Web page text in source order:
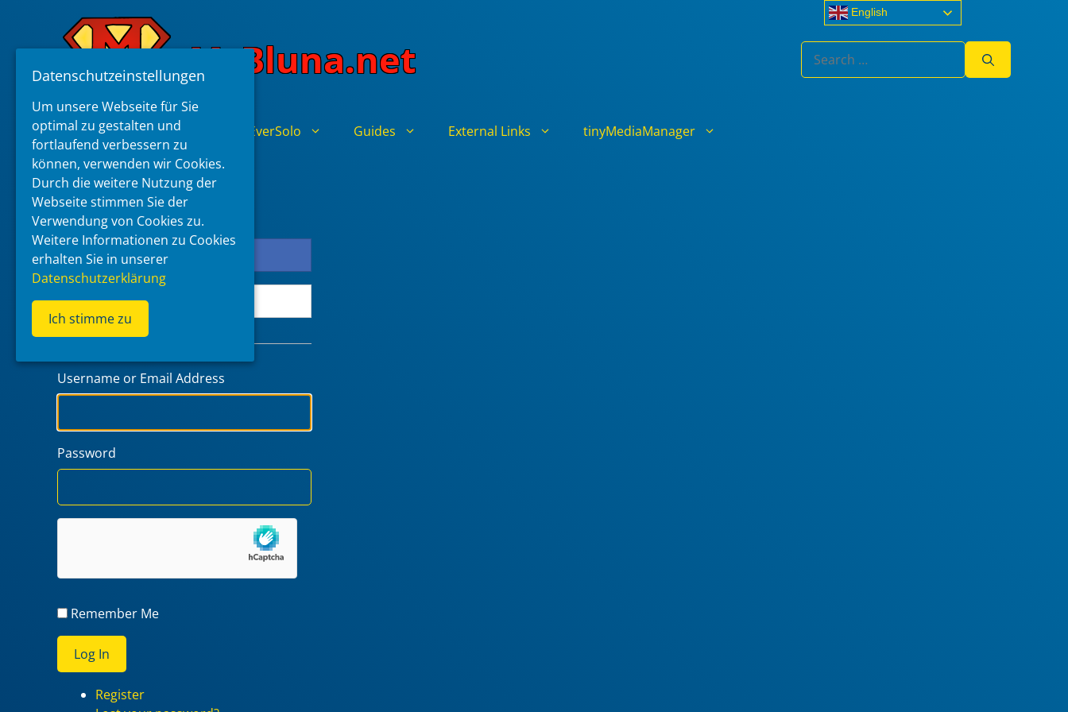
content
McBluna.net
Search
for:
Home Zidoo EverSolo Guides External Links tinyMediaManager
Login Page
Log in with Facebook
Log in with Google
Username or Email Address
Password
Remember Me
Log In
Register
English
Datenschutzeinstellungen
Um unsere Webseite für Sie
optimal zu gestalten und
fortlaufend verbessern zu
können, verwenden wir Cookies.
Durch die weitere Nutzung der
Webseite stimmen Sie der
Verwendung von Cookies zu.
Weitere Informationen zu Cookies
erhalten Sie in unserer
Datenschutzerklärung
Ich stimme zu